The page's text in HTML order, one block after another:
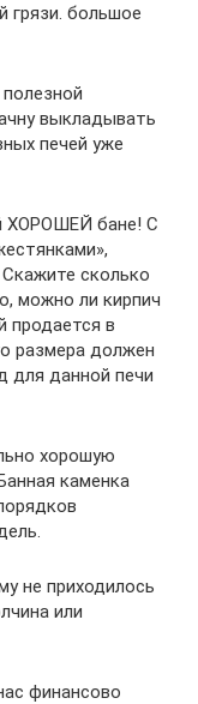
грязи. большое
выкладывать
печей уже
ХОРОШЕЙ бане! С
сколько
можно ли кирпич
продается в
размера должен
для данной печи
хорошую
каменка
не приходилось
или
финансово